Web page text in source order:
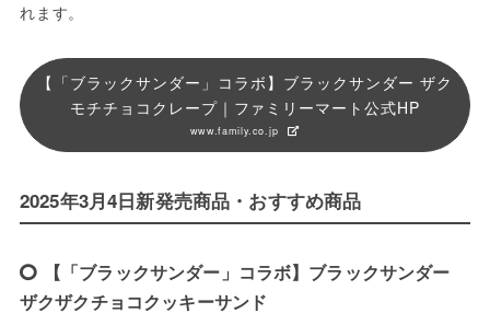
れます。
【「ブラックサンダー」コラボ】ブラックサンダー ザク
モチチョコクレープ｜ファミリーマート公式HP
www.family.co.jp
2025年3月4日新発売商品・おすすめ商品
【「ブラックサンダー」コラボ】ブラックサンダー
ザクザクチョコクッキーサンド